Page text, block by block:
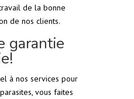
de la bonne
de nos clients.
garantie
à nos services pour
vous faites